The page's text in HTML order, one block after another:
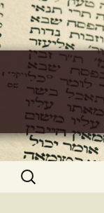
https://
חיפוש: